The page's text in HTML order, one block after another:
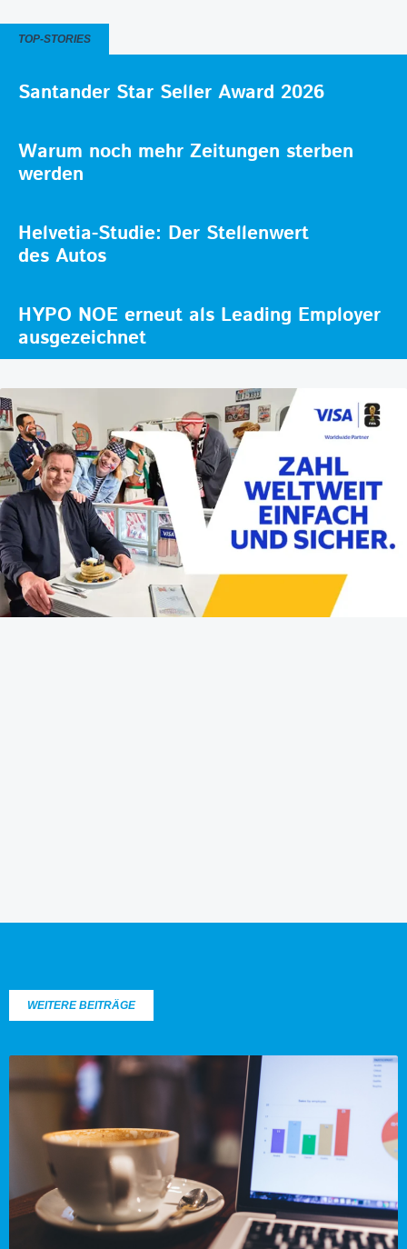
TOP-STORIES
Santander Star Seller Award 2026
Warum noch mehr Zeitungen sterben
werden
Helvetia-Studie: Der Stellenwert
des Autos
HYPO NOE erneut als Leading Employer
ausgezeichnet
WEITERE BEITRÄGE